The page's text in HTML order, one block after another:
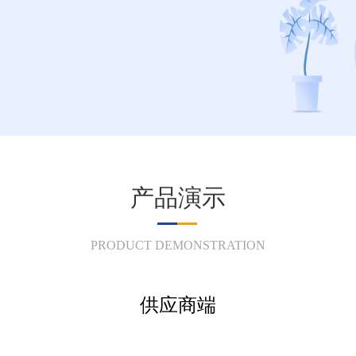
产品演示
PRODUCT DEMONSTRATION
供应商端